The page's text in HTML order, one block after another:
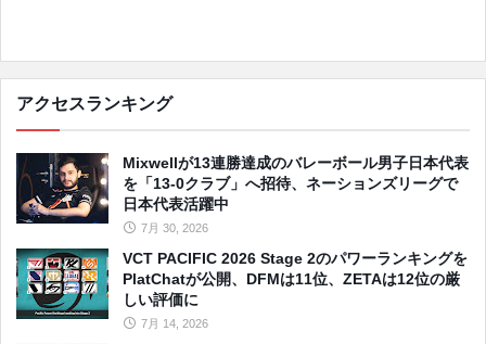
アクセスランキング
Mixwellが13連勝達成のバレーボール男子日本代表
を「13-0クラブ」へ招待、ネーションズリーグで
日本代表活躍中
7月 30, 2026
VCT PACIFIC 2026 Stage 2のパワーランキングを
PlatChatが公開、DFMは11位、ZETAは12位の厳
しい評価に
7月 14, 2026